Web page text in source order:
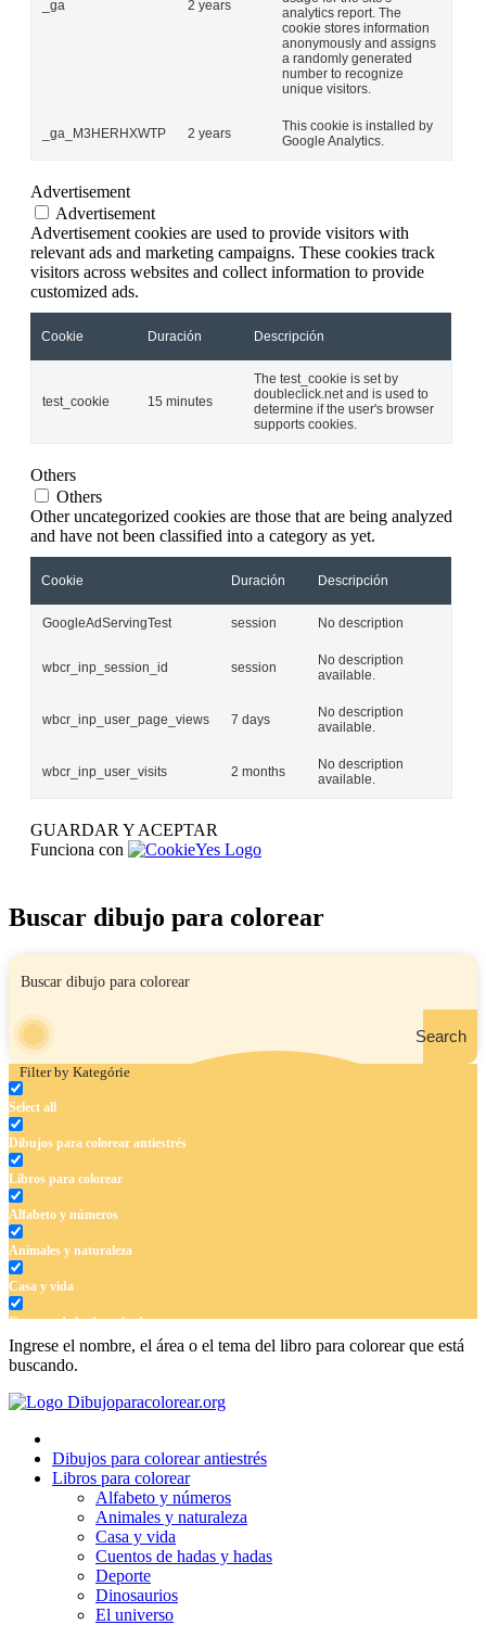
_ga 2 years
analytics report. The
cookie stores information
anonymously and assigns
a randomly generated
number to recognize
unique visitors.
_ga_M3HERHXWTP 2 years
This cookie is installed by
Google Analytics.
Advertisement
Advertisement
Advertisement cookies are used to provide visitors with
relevant ads and marketing campaigns. These cookies track
visitors across websites and collect information to provide
customized ads.
Cookie Duración Descripción
test_cookie 15 minutes
The test_cookie is set by
doubleclick.net and is used to
determine if the user's browser
supports cookies.
Others
Others
Other uncategorized cookies are those that are being analyzed
and have not been classified into a category as yet.
Cookie Duración Descripción
GoogleAdServingTest session No description
wbcr_inp_session_id session
No description
available.
wbcr_inp_user_page_views 7 days
No description
available.
wbcr_inp_user_visits 2 months
No description
available.
GUARDAR Y ACEPTAR
Funciona con
Buscar dibujo para colorear
Search
Filter by Kategórie
Select all
Dibujos para colorear antiestrés
Libros para colorear
Alfabeto y números
Animales y naturaleza
Casa y vida
Cuentos de hadas y hadas
Deporte
Dinosaurios
Flores
Frutas y vegetales
Halloween y otoño
Invierno y navidad
Ingrese el nombre, el área o el tema del libro para colorear que está
buscando.
Dibujos para colorear antiestrés
Libros para colorear
Alfabeto y números
Animales y naturaleza
Casa y vida
Cuentos de hadas y hadas
Deporte
Dinosaurios
El universo